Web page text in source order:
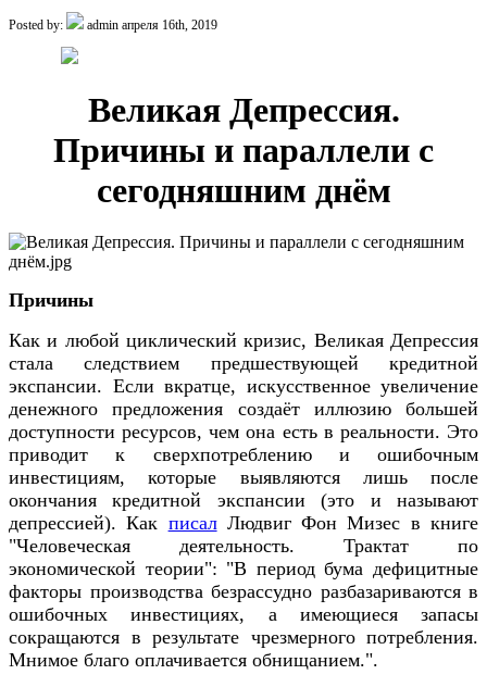
Posted by: admin апреля 16th, 2019
Великая Депрессия.
Причины и параллели с
сегодняшним днём
Причины
Как и любой циклический кризис, Великая Депрессия
стала следствием предшествующей кредитной
экспансии. Если вкратце, искусственное увеличение
денежного предложения создаёт иллюзию большей
доступности ресурсов, чем она есть в реальности. Это
приводит к сверхпотреблению и ошибочным
инвестициям, которые выявляются лишь после
окончания кредитной экспансии (это и называют
депрессией). Как писалЛюдвиг Фон Мизес в книге
"Человеческая деятельность. Трактат по
экономической теории": "В период бума дефицитные
факторы производства безрассудно разбазариваются в
ошибочных инвестициях, а имеющиеся запасы
сокращаются в результате чрезмерного потребления.
Мнимое благо оплачивается обнищанием.".